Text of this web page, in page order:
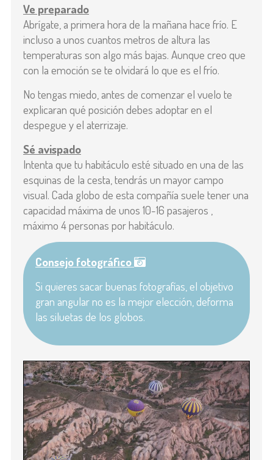
Ve preparado
Abrígate, a primera hora de la mañana hace frío. E
incluso a unos cuantos metros de altura las
temperaturas son algo más bajas. Aunque creo que
con la emoción se te olvidará lo que es el frío.
No tengas miedo, antes de comenzar el vuelo te
explicaran qué posición debes adoptar en el
despegue y el aterrizaje.
Sé avispado
Intenta que tu habitáculo esté situado en una de las
esquinas de la cesta, tendrás un mayor campo
visual. Cada globo de esta compañía suele tener una
capacidad máxima de unos 10-16 pasajeros ,
máximo 4 personas por habitáculo.
Consejo fotográfico
Si quieres sacar buenas fotografías, el objetivo
gran angular no es la mejor elección, deforma
las siluetas de los globos.